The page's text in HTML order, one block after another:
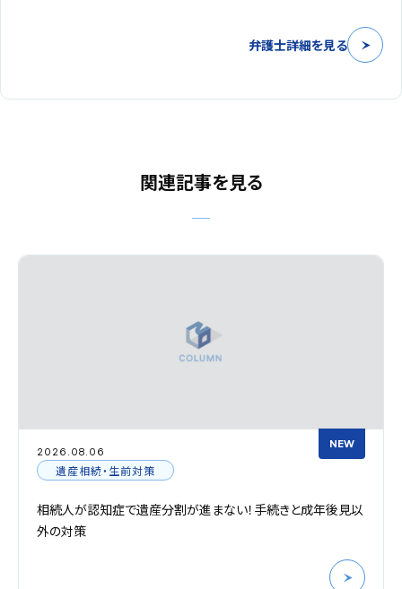
弁護士詳細を見る
関連記事を見る
2026.08.06
NEW
遺産相続・生前対策
相続人が認知症で遺産分割が進まない！手続きと成年後見以
外の対策